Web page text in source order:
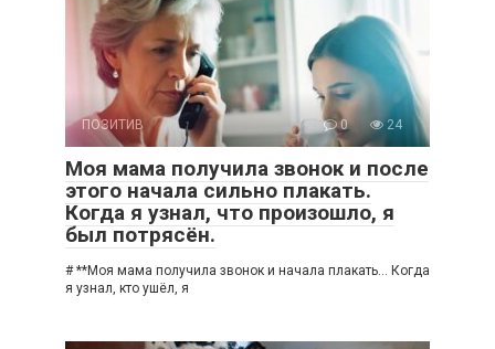
ПОЗИТИВ 0 24
Моя мама получила звонок и после
этого начала сильно плакать.
Когда я узнал, что произошло, я
был потрясён.
# **Моя мама получила звонок и начала плакать… Когда
я узнал, кто ушёл, я